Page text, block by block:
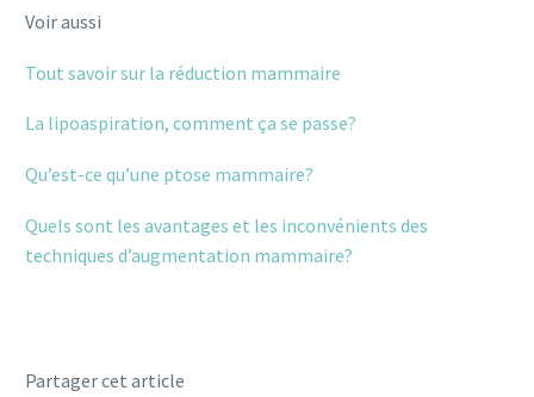
Voir aussi
Tout savoir sur la réduction mammaire
La lipoaspiration, comment ça se passe?
Qu’est-ce qu’une ptose mammaire?
Quels sont les avantages et les inconvénients des
techniques d’augmentation mammaire?
Partager cet article